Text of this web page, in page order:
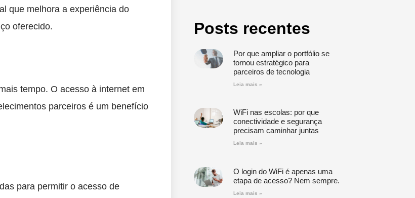
que melhora a experiência do
oferecido.
tempo. O acesso à internet em
parceiros é um benefício
para permitir o acesso de
Posts recentes
Por que ampliar o portfólio se
tornou estratégico para
parceiros de tecnologia
Leia mais »
WiFi nas escolas: por que
conectividade e segurança
precisam caminhar juntas
Leia mais »
O login do WiFi é apenas uma
etapa de acesso? Nem sempre.
Leia mais »